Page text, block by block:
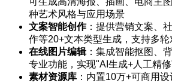
种艺术风格与应用场景
文案智能创作：提供营销文案、
作等20+文本类型生成，支持多
在线图片编辑：集成智能抠图、
专业功能，实现"AI生成+人工精
素材资源库 ：内置10万+可商用